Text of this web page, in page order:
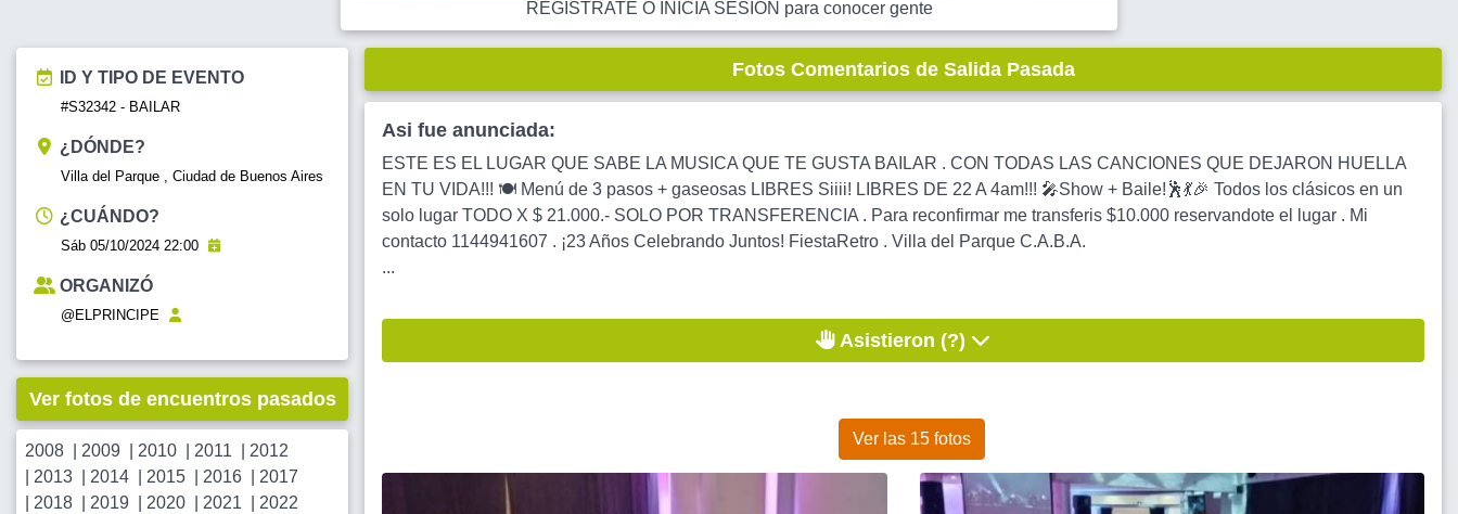
REGISTRATE O INICIA SESION para conocer gente
ID Y TIPO DE EVENTO
#S32342 - BAILAR
¿DÓNDE?
Villa del Parque , Ciudad de Buenos Aires
¿CUÁNDO?
Sáb 05/10/2024 22:00
ORGANIZÓ
@ELPRINCIPE
Ver fotos de encuentros pasados
2008 2009 2010 2011
2012
2013 2014 2015 2016
2017
2018 2019 2020 2021
2022
Fotos Comentarios de Salida Pasada
Asi fue anunciada:
ESTE ES EL LUGAR QUE SABE LA MUSICA QUE TE GUSTA BAILAR . CON TODAS LAS CANCIONES QUE DEJARON HUELLA
EN TU VIDA!!! 🍽 Menú de 3 pasos + gaseosas LIBRES Siiii! LIBRES DE 22 A 4am!!! 🎤Show + Baile!🕺💃🎉 Todos los clásicos en un
solo lugar TODO X $ 21.000.- SOLO POR TRANSFERENCIA . Para reconfirmar me transferis $10.000 reservandote el lugar . Mi
contacto 1144941607 . ¡23 Años Celebrando Juntos! FiestaRetro . Villa del Parque C.A.B.A.
...
Asistieron (?)
Ver las 15 fotos